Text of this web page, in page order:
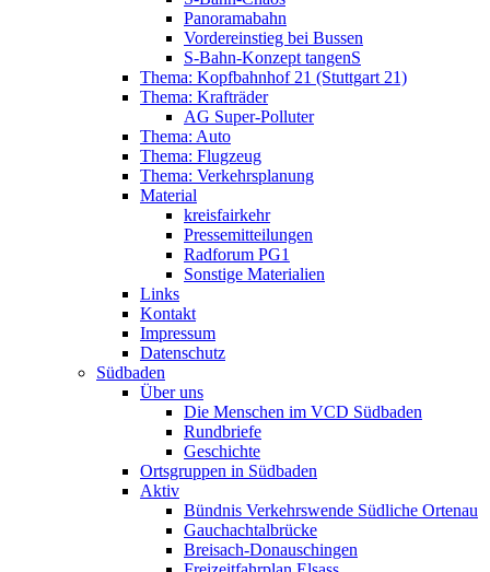
Panoramabahn
Vordereinstieg bei Bussen
S-Bahn-Konzept tangenS
Thema: Kopfbahnhof 21 (Stuttgart 21)
Thema: Krafträder
AG Super-Polluter
Thema: Auto
Thema: Flugzeug
Thema: Verkehrsplanung
Material
kreisfairkehr
Pressemitteilungen
Radforum PG1
Sonstige Materialien
Links
Kontakt
Impressum
Datenschutz
Südbaden
Über uns
Die Menschen im VCD Südbaden
Rundbriefe
Geschichte
Ortsgruppen in Südbaden
Aktiv
Bündnis Verkehrswende Südliche Ortenau
Gauchachtalbrücke
Breisach-Donauschingen